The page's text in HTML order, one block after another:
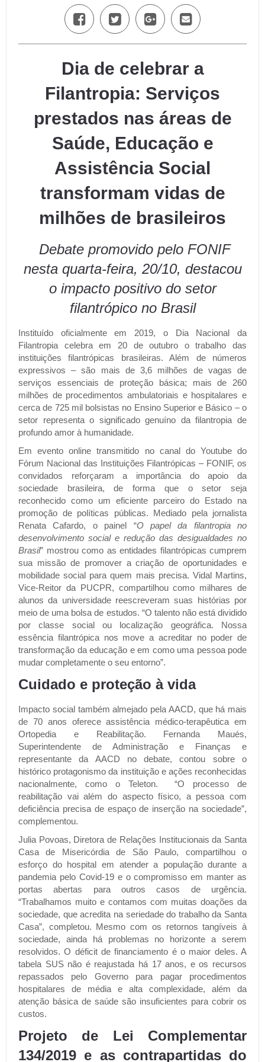
Dia de celebrar a
Filantropia: Serviços
prestados nas áreas de
Saúde, Educação e
Assistência Social
transformam vidas de
milhões de brasileiros
Debate promovido pelo FONIF
nesta quarta-feira, 20/10, destacou
o impacto positivo do setor
filantrópico no Brasil
Instituído oficialmente em 2019, o Dia Nacional da
Filantropia celebra em 20 de outubro o trabalho das
instituições filantrópicas brasileiras. Além de números
expressivos – são mais de 3,6 milhões de vagas de
serviços essenciais de proteção básica; mais de 260
milhões de procedimentos ambulatoriais e hospitalares e
cerca de 725 mil bolsistas no Ensino Superior e Básico – o
setor representa o significado genuíno da filantropia de
profundo amor à humanidade.
Em evento online transmitido no canal do Youtube do
Fórum Nacional das Instituições Filantrópicas – FONIF, os
convidados reforçaram a importância do apoio da
sociedade brasileira, de forma que o setor seja
reconhecido como um eficiente parceiro do Estado na
promoção de políticas públicas. Mediado pela jornalista
Renata Cafardo, o painel “O papel da filantropia no
desenvolvimento social e redução das desigualdades no
Brasil” mostrou como as entidades filantrópicas cumprem
sua missão de promover a criação de oportunidades e
mobilidade social para quem mais precisa. Vidal Martins,
Vice-Reitor da PUCPR, compartilhou como milhares de
alunos da universidade reescreveram suas histórias por
meio de uma bolsa de estudos. “O talento não está dividido
por classe social ou localização geográfica. Nossa
essência filantrópica nos move a acreditar no poder de
transformação da educação e em como uma pessoa pode
mudar completamente o seu entorno”.
Cuidado e proteção à vida
Impacto social também almejado pela AACD, que há mais
de 70 anos oferece assistência médico-terapêutica em
Ortopedia e Reabilitação. Fernanda Maués,
Superintendente de Administração e Finanças e
representante da AACD no debate, contou sobre o
histórico protagonismo da instituição e ações reconhecidas
nacionalmente, como o Teleton. “O processo de
reabilitação vai além do aspecto físico, a pessoa com
deficiência precisa de espaço de inserção na sociedade”,
complementou.
Julia Povoas, Diretora de Relações Institucionais da Santa
Casa de Misericórdia de São Paulo, compartilhou o
esforço do hospital em atender a população durante a
pandemia pelo Covid-19 e o compromisso em manter as
portas abertas para outros casos de urgência.
“Trabalhamos muito e contamos com muitas doações da
sociedade, que acredita na seriedade do trabalho da Santa
Casa”, completou. Mesmo com os retornos tangíveis à
sociedade, ainda há problemas no horizonte a serem
resolvidos. O déficit de financiamento é o maior deles. A
tabela SUS não é reajustada há 17 anos, e os recursos
repassados pelo Governo para pagar procedimentos
hospitalares de média e alta complexidade, além da
atenção básica de saúde são insuficientes para cobrir os
custos.
Projeto de Lei Complementar
134/2019 e as contrapartidas do